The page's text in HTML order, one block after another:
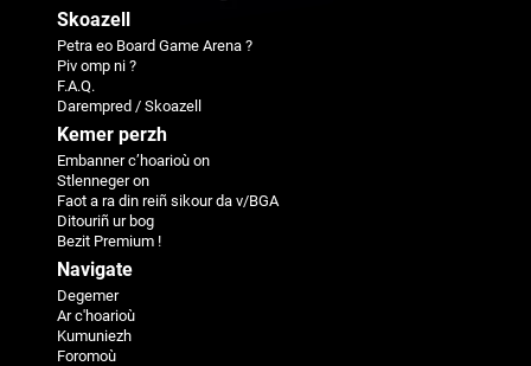
Skoazell
Petra eo Board Game Arena ?
Piv omp ni ?
F.A.Q.
Darempred / Skoazell
Kemer perzh
Embanner c’hoarioù on
Stlenneger on
Faot a ra din reiñ sikour da v/BGA
Ditouriñ ur bog
Bezit Premium !
Navigate
Degemer
Ar c'hoarioù
Kumuniezh
Foromoù